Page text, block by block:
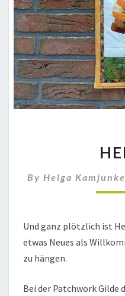
By Helga Kamjunke
Und ganz plötzlich ist
etwas Neues als
zu hängen.
Bei der Patchwork Gilde